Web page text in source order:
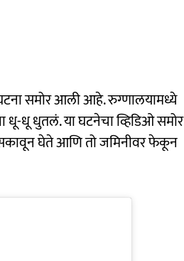
समोर आली आहे. रुग्णालयामध्ये
धू-धू धुतलं. या घटनेचा व्हिडिओ समोर
घेते आणि तो जमिनीवर फेकून